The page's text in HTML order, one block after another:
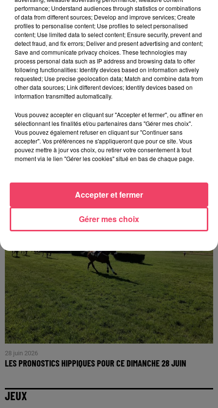
24 juillet 2026
PODCAST AMCO : JEAN-CLAUDE LAMBERT : « À MOLIÈRES, LES
28 juin 2026
LES PRONOSTICS HIPPIQUES POUR CE DIMANCHE 28 JUIN
JEUX
performance; Understand audiences through statistics or combinations
of data from different sources; Develop and improve services; Create
profiles to personalise content; Use profiles to select personalised
content; Use limited data to select content; Ensure security, prevent and
detect fraud, and fix errors; Deliver and present advertising and content;
Save and communicate privacy choices. These technologies may
process personal data such as IP address and browsing data to offer
following functionalities: Identify devices based on information actively
requested; Use precise geolocation data; Match and combine data from
other data sources; Link different devices; Identify devices based on
information transmitted automatically.
Vous pouvez accepter en cliquant sur "Accepter et fermer", ou affiner en
sélectionnant les finalités et/ou partenaires dans "Gérer mes choix".
Vous pouvez également refuser en cliquant sur "Continuer sans
accepter". Vos préférences ne s'appliqueront que pour ce site. Vous
pouvez mettre à jour vos choix, ou retirer votre consentement à tout
moment via le lien "Gérer les cookies" situé en bas de chaque page.
Gérer mes choix
Accepter et fermer